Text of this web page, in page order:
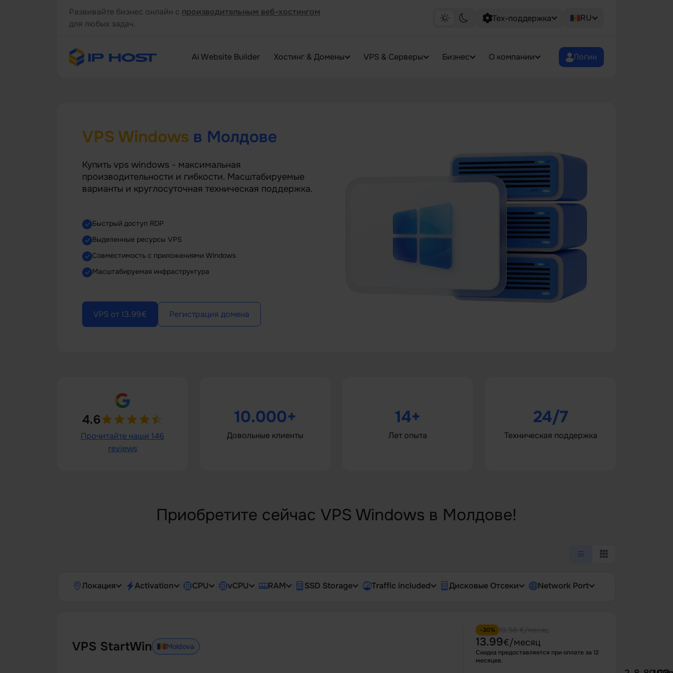
Развивайте бизнес онлайн с производительным веб-хостингом
для любых задач.
Тех-поддержка RU
Ai Website Builder Хостинг & Домены VPS & Серверы Бизнес О компании Логин
VPS Windows в Молдове
Купить vps windows - максимальная
производительности и гибкости. Масштабируемые
варианты и круглосуточная техническая поддержка.
Быстрый доступ RDP
Выделенные ресурсы VPS
Совместимость с приложениями Windows
Масштабируемая инфраструктура
VPS от 13.99€ Регистрация домена
4.6
Прочитайте наши 146
reviews
10.000+
Довольные клиенты
14+
Лет опыта
24/7
Техническая поддержка
Приобретите сейчас VPS Windows в Молдове!
Локация Activation CPU vCPU RAM SSD Storage Traffic included Дисковые Отсеки Network Port
VPS StartWin Moldova
-30% 19.98 €/месяц
13.99€/месяц
Скидка предоставляется при оплате за 12
месяцев.